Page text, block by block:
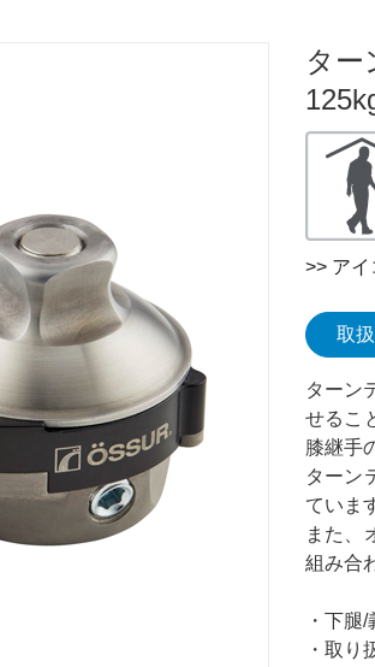
ター
>> ア
取
ターン
せるこ
膝継手
ターン
ていま
また、
組み合
・下腿
・取り